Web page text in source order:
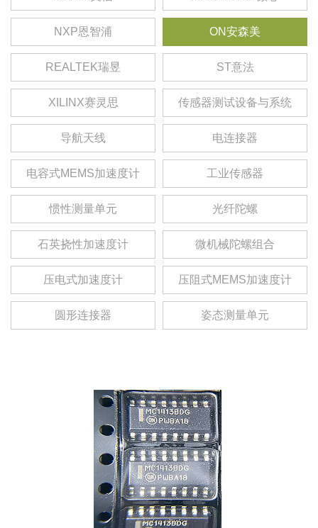
NXP恩智浦 ON安森美
REALTEK瑞昱 ST意法
XILINX赛灵思 传感器测试设备与系统
导航天线 电连接器
电容式MEMS加速度计 工业传感器
惯性测量单元 光纤陀螺
石英挠性加速度计 微机械陀螺组合
压电式加速度计 压阻式MEMS加速度计
圆形连接器 姿态测量单元